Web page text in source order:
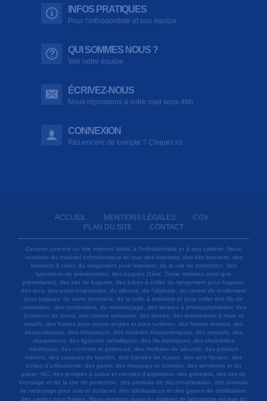
INFOS PRATIQUES
Pour l'orthodontiste et son équipe
QUI SOMMES NOUS ?
Voir notre équipe
ÉCRIVEZ-NOUS
Nous répondons à votre mail sous 48h
CONNEXION
Pas encore de compte ? Cliquez ici
ACCUEIL - MENTIONS LÉGALES - CGV -
PLAN DU SITE - CONTACT
Cecsmo.com est un site internet dédié à l'orthodontiste et à son cabinet. Nous
vendons du matériel orthodontique tel que des brackets, des kits brackets, des
boutons à coller, du rangement pour brackets, de la cire de protection, des
typodonts de présentation, des bagues (1ère, 2ème molaires ainsi que
prémolaires), des kits de bagues, des tubes à coller, du rangement pour bagues,
des arcs, des porte-empreintes, du silicone, de l'alginate, du ciment de scellement
pour bagues, du verre ionomère, de la colle à brackets et pour coller des fils de
contention, des composites, du mordançage, des lampes à photopolymériser, des
écarteurs de joues, des cotons salivaires, des pinces, des instruments à main et
rotatifs, des fraises pour contre-angles et pour turbines, des fraises résines, des
aéropolisseurs, des détartreurs, des modules élastomériques, des ressorts, des
séparateurs, des ligatures métalliques, des fils élastiques, des chaînettes
élastiques, des crochets et potences, des modules de sécurité, des position
trainers, des casques de traction, des bandes de nuque, des arcs faciaux, des
boîtes d'orthodontie, des gants, des masques et lunettes, des serviettes et du
papier WC, des pompes à salive et canules d'aspiration, des gobelets, des kits de
brossage et de la cire de protection, des produits de décontamination, des produits
de nettoyage pour sols et surfaces, des stérilisateurs et des gaines de stérilisation,
des cardes pour fraises. Nous vendons aussi du matériel de laboratoire tel que du